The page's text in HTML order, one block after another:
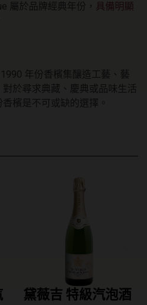
屬於品牌經典年份， 具備明顯
年份香檳集釀造工藝、藝
於尋求典藏、慶典或品味生活
檳是不可或缺的選擇。
級汽泡酒
黛薇吉 特